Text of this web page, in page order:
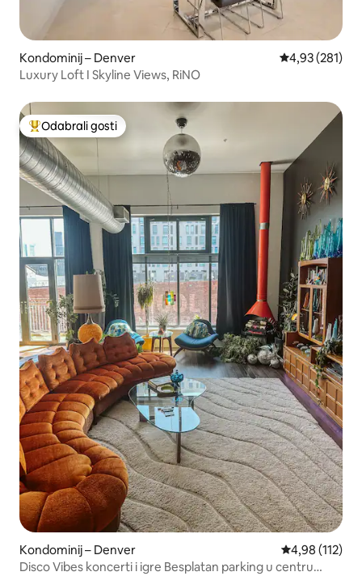
Kondominij – Denver Prosječna
4,93 (281)
Luxury Loft I Skyline Views, RiNO
Među najviše rangiranima s oznakom „Odabrali gosti”
Odabrali gosti
Kondominij – Denver Prosječna
4,98 (112)
Disco Vibes koncerti i igre Besplatan parking u centru